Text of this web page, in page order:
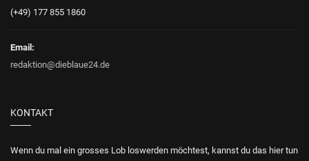
(+49) 177 855 1860
Email:
redaktion@dieblaue24.de
KONTAKT
Wenn du mal ein grosses Lob loswerden möchtest, kannst du das hier tun